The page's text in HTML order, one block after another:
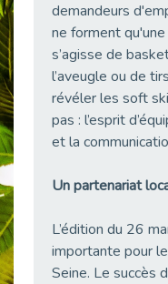
Publié le 29/04/2026
Publié le 29/04/2026
Publié le 27/04/2026
Publié le 24/04/2026
Publié le 23/04/2026
Publié le 22/04/2026
demandeurs
ne forment
s’agisse de
l’aveugle ou de
révéler les soft
pas : l’esprit
et la
Un partenariat
L’édition du 26
importante pour
Seine. Le succès